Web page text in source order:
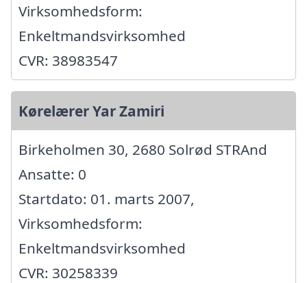
Virksomhedsform:
Enkeltmandsvirksomhed
CVR: 38983547
Kørelærer Yar Zamiri
Birkeholmen 30, 2680 Solrød STRAnd
Ansatte: 0
Startdato: 01. marts 2007,
Virksomhedsform:
Enkeltmandsvirksomhed
CVR: 30258339